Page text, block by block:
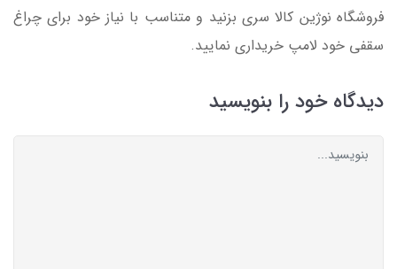
فروشگاه نوژین کالا سری بزنید و متناسب با نیاز خود برای چراغ
سقفی خود لامپ خریداری نمایید.
دیدگاه خود را بنویسید